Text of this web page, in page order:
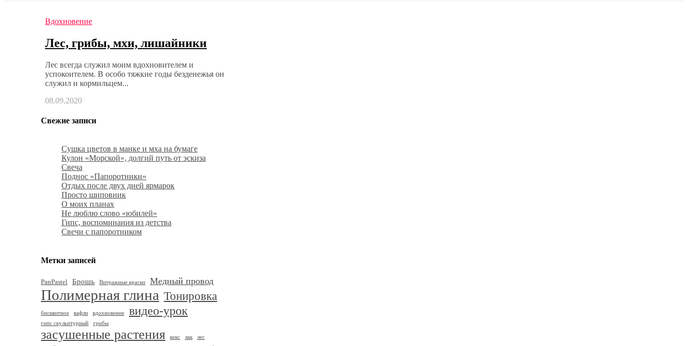
Вдохновение
Лес, грибы, мхи, лишайники
Лес всегда служил моим вдохновителем и
успокоителем. В особо тяжкие годы безденежья он
служил и кормильцем...
08.09.2020
Свежие записи
Сушка цветов в манке и мха на бумаге
Кулон «Морской», долгий путь от эскиза
Свеча
Поднос «Папоротники»
Отдых после двух дней ярмарок
Просто шиповник
О моих планах
Не люблю слово «юбилей»
Гипс, воспоминания из детства
Свечи с папоротником
Метки записей
PanPastel Брошь Витражные краски Медный провод
Полимерная глина Тонировка
бисквитное вафли вдохновение видео-урок
гипс скульптурный грибы
засушенные растения кекс лак
лес